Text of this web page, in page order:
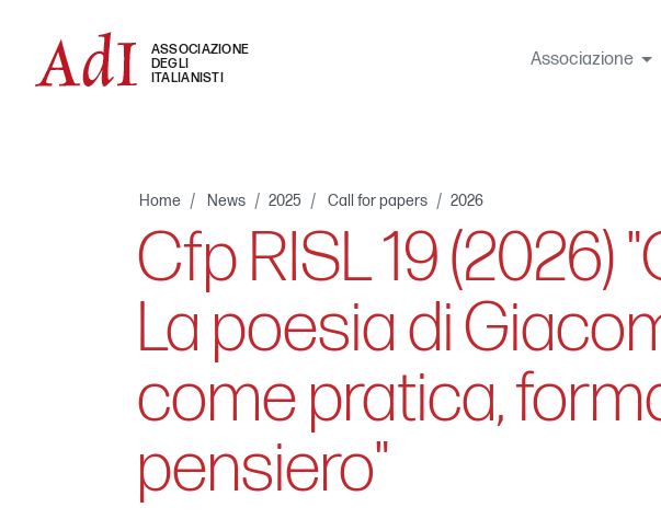
ASSOCIAZIONE
DEGLI
ITALIANISTI
Associazione
Home News 2025 Call for papers 2026
Cfp RISL 19 (2026)
La poesia di
come pratica,
pensiero"